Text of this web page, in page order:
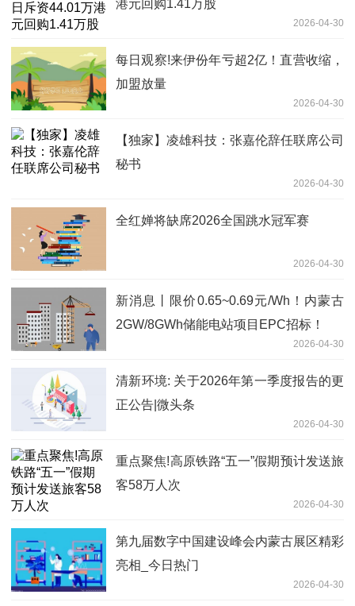
港元回购1.41万股
2026-04-30
每日观察!来伊份年亏超2亿！直营收缩，
加盟放量
2026-04-30
【独家】凌雄科技：张嘉伦辞任联席公司
秘书
2026-04-30
全红婵将缺席2026全国跳水冠军赛
2026-04-30
新消息丨限价0.65~0.69元/Wh！内蒙古
2GW/8GWh储能电站项目EPC招标！
2026-04-30
清新环境: 关于2026年第一季度报告的更
正公告|微头条
2026-04-30
重点聚焦!高原铁路“五一”假期预计发送旅
客58万人次
2026-04-30
第九届数字中国建设峰会内蒙古展区精彩
亮相_今日热门
2026-04-30